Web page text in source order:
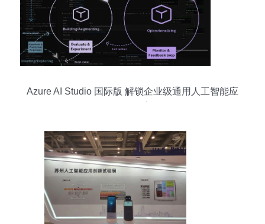
Azure AI Studio 国际版 解锁企业级通用人工智能应